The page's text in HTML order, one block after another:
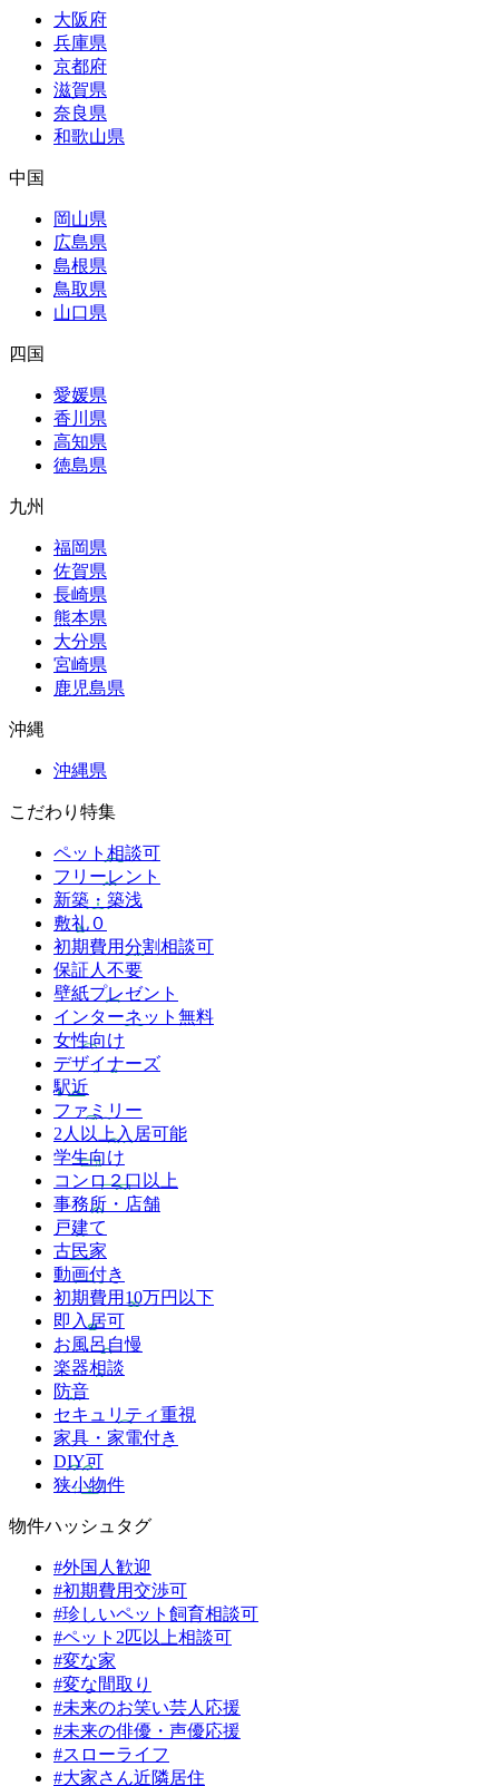
大阪府
兵庫県
京都府
滋賀県
奈良県
和歌山県
中国
岡山県
広島県
島根県
鳥取県
山口県
四国
愛媛県
香川県
高知県
徳島県
九州
福岡県
佐賀県
長崎県
熊本県
大分県
宮崎県
鹿児島県
沖縄
沖縄県
こだわり特集
ペット相談可
フリーレント
新築・築浅
敷礼０
初期費用分割相談可
保証人不要
壁紙プレゼント
インターネット無料
女性向け
デザイナーズ
駅近
ファミリー
2人以上入居可能
学生向け
コンロ２口以上
事務所・店舗
戸建て
古民家
動画付き
初期費用10万円以下
即入居可
お風呂自慢
楽器相談
防音
セキュリティ重視
家具・家電付き
DIY可
狭小物件
物件ハッシュタグ
#外国人歓迎
#初期費用交渉可
#珍しいペット飼育相談可
#ペット2匹以上相談可
#変な家
#変な間取り
#未来のお笑い芸人応援
#未来の俳優・声優応援
#スローライフ
#大家さん近隣居住